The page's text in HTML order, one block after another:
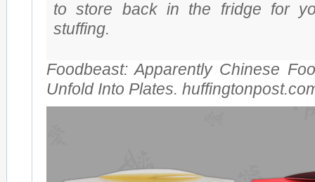
to store back in the fri­dge for
stuffing.
Food­be­ast: Ap­par­ent­ly Chi­ne­se
Un­fold Into Pla­tes.